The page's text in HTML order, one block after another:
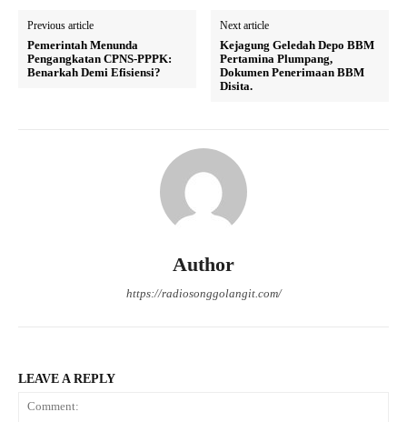
Previous article
Pemerintah Menunda
Pengangkatan CPNS-PPPK:
Benarkah Demi Efisiensi?
Next article
Kejagung Geledah Depo BBM
Pertamina Plumpang,
Dokumen Penerimaan BBM
Disita.
Author
https://radiosonggolangit.com/
LEAVE A REPLY